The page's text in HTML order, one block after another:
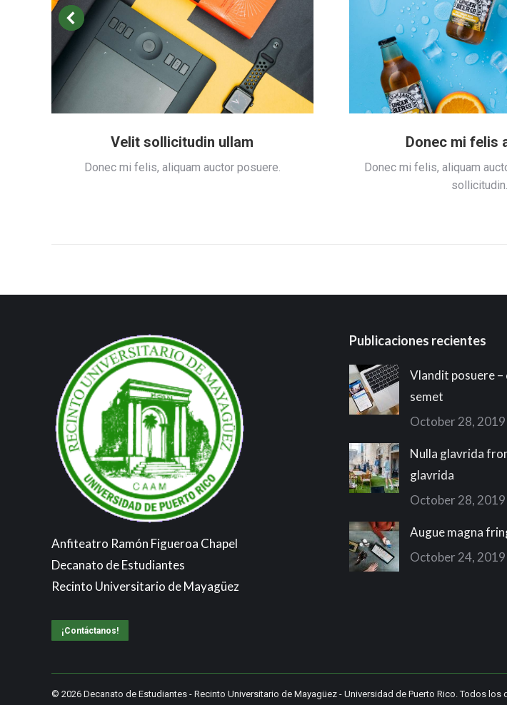
Velit sollicitudin ullam
Donec mi felis, aliquam auctor posuere.
Donec mi felis
Donec mi felis, aliquam
sollicitudin.
Anfiteatro Ramón Figueroa Chapel
Decanato de Estudiantes
Recinto Universitario de Mayagüez
¡Contáctanos!
Publicaciones recientes
Vlandit posuere
semet
October 28, 2019
Nulla glavrida
glavrida
October 28, 2019
Augue magna
October 24, 2019
© 2026 Decanato de Estudiantes - Recinto Universitario de Mayagüez - Universidad de Puerto Rico. Todos los